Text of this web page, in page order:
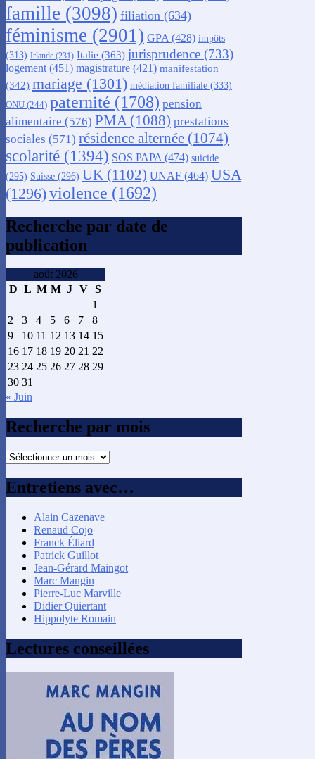
famille (3098) filiation (634)
féminisme (2901) GPA (428) impôts
(313) Irlande (231) Italie (363) jurisprudence (733)
logement (451) magistrature (421) manifestation
(342) mariage (1301) médiation familiale (333)
ONU (244) paternité (1708) pension
alimentaire (576) PMA (1088) prestations
sociales (571) résidence alternée (1074)
scolarité (1394) SOS PAPA (474) suicide
(295) Suisse (296) UK (1102) UNAF (464) USA
(1296)violence (1692)
Recherche par date de
publication
août 2026
D L M M J V S
1
2
3 4 5 6 7
8
9
10 11 12 13 14 15
16 17 18 19 20 21 22
23 24 25 26 27 28 29
30 31
« Juin
Recherche par mois
Recherche
mois
Entretiens avec…
Alain Cazenave
Renaud Cojo
Franck Éliard
Patrick Guillot
Jean-Gérard Maingot
Marc Mangin
Pierre-Luc Marville
Didier Quiertant
Hippolyte Romain
Lectures conseillées